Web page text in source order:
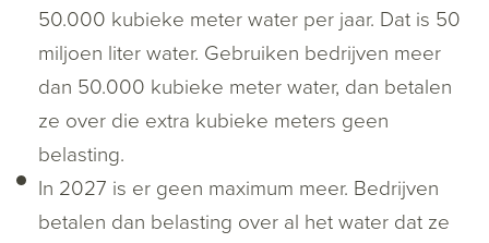
50.000 kubieke meter water per jaar. Dat is 50
miljoen liter water. Gebruiken bedrijven meer
dan 50.000 kubieke meter water, dan betalen
ze over die extra kubieke meters geen
belasting.
In 2027 is er geen maximum meer. Bedrijven
betalen dan belasting over al het water dat ze